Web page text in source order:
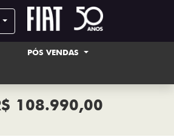
PÓS VENDAS
108.990,00